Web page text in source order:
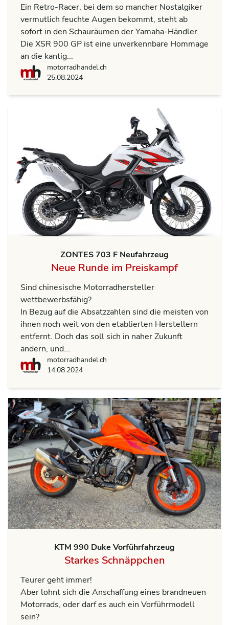
Ein Retro-Racer, bei dem so mancher Nostalgiker
vermutlich feuchte Augen bekommt, steht ab
sofort in den Schauräumen der Yamaha-Händler.
Die XSR 900 GP ist eine unverkennbare Hommage
an die kantig...
motorradhandel.ch
motorradhandel.ch
25.08.2024
ZONTES 703 F Neufahrzeug
Neue Runde im Preiskampf
Sind chinesische Motorradhersteller
wettbewerbsfähig?
In Bezug auf die Absatzzahlen sind die meisten von
ihnen noch weit von den etablierten Herstellern
entfernt. Doch das soll sich in naher Zukunft
ändern, und...
motorradhandel.ch
motorradhandel.ch
14.08.2024
KTM 990 Duke Vorführfahrzeug
Starkes Schnäppchen
Teurer geht immer!
Aber lohnt sich die Anschaffung eines brandneuen
Motorrads, oder darf es auch ein Vorführmodell
sein?